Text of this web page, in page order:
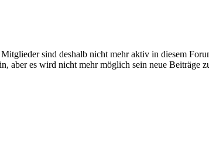
sind deshalb nicht mehr aktiv in diesem
aber es wird nicht mehr möglich sein neue Beiträge